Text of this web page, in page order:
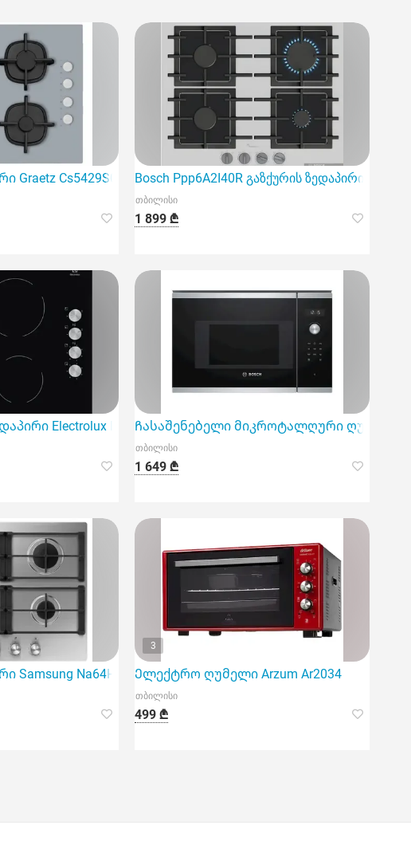
Graetz Cs5429S01 Bosch Ppp6A2I40R გაზქურის ზედაპირი,
თბილისი
1 899 ₾
Electrolux Ege6172NokᲩასაშენებელი მიკროტალღური ღუმელი
თბილისი
1 649 ₾
Samsung Na64H3010As/WT
3
Ელექტრო ღუმელი Arzum Ar2034
თბილისი
499 ₾